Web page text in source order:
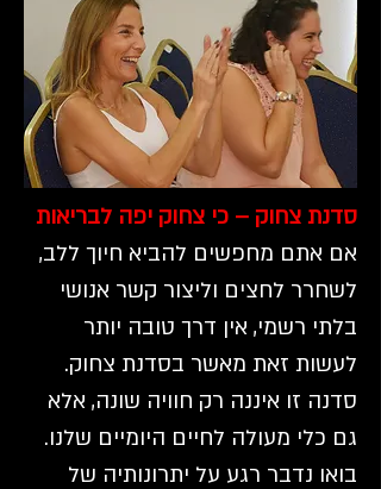
סדנת צחוק – כי צחוק יפה לבריאות
אם אתם מחפשים להביא חיוך ללב,
לשחרר לחצים וליצור קשר אנושי
בלתי רשמי, אין דרך טובה יותר
לעשות זאת מאשר בסדנת צחוק.
סדנה זו איננה רק חוויה שונה, אלא
גם כלי מעולה לחיים היומיים שלנו.
בואו נדבר רגע על יתרונותיה של